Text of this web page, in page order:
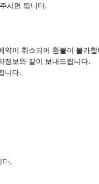
시면 됩니다.
약이 취소되어 환불이 불가합
정보와 같이 보내드립니다.
니다.
다.